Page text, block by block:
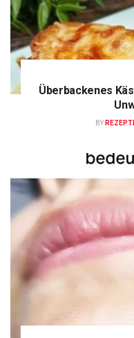
Überbackenes
BY